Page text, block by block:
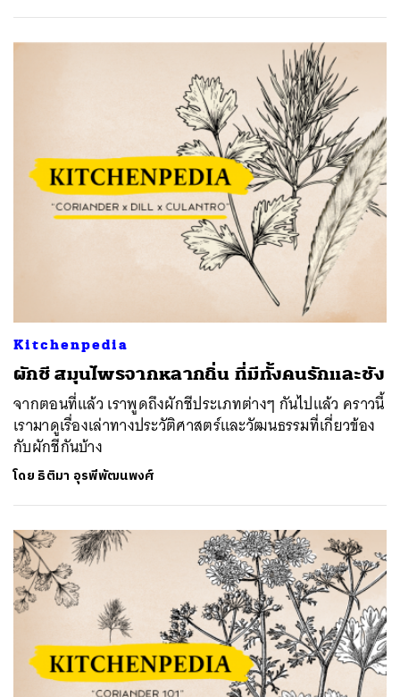
Kitchenpedia
ผักชี สมุนไพรจากหลากถิ่น ที่มีทั้งคนรักและชัง
จากตอนที่แล้ว เราพูดถึงผักชีประเภทต่างๆ กันไปแล้ว คราวนี้
เรามาดูเรื่องเล่าทางประวัติศาสตร์และวัฒนธรรมที่เกี่ยวข้อง
กับผักชีกันบ้าง
โดย ธิติมา อุรพีพัฒนพงศ์
TWEET LINE EMAIL